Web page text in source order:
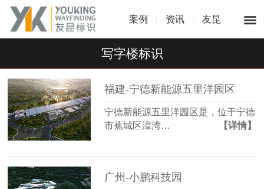
案例 资讯 友昆
写字楼标识
福建-宁德新能源五里洋园区
宁德新能源五里洋园区是，位于宁德
市蕉城区漳湾…
【详情】
广州-小鹏科技园